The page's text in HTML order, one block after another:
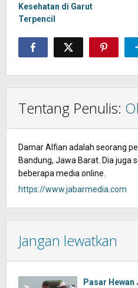
Kesehatan di Garut
Terpencil
Tentang Penulis:
Damar Alfian adalah seorang
Bandung, Jawa Barat. Dia juga
beberapa media online.
https://www.jabarmedia.com
Jangan lewatkan
Pasar